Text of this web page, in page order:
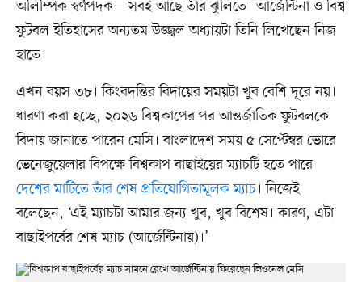
অলিম্পিক স্বর্ণপদক—সবই আছে তাঁর ঝুলিতে। আর্জেন্টিনা ও বিশ্ব
ফুটবল ইতিহাসের অন্যতম উজ্জ্বল অধ্যায়টা তিনি লিখেছেন নিজ
হাতে।
এখন বয়স ৩৮। কিংবদন্তির বিদায়ের সময়টা খুব বেশি দূরে নয়।
ধারণা করা হচ্ছে, ২০২৬ বিশ্বকাপের পর আন্তর্জাতিক ফুটবলকে
বিদায় জানাতে পারেন মেসি। বাংলাদেশ সময় ৫ সেপ্টেম্বর ভোরে
ভেনেজুয়েলার বিপক্ষে বিশ্বকাপ বাছাইয়ের ম্যাচটি হতে পারে
দেশের মাটিতে তাঁর শেষ প্রতিযোগিতামূলক ম্যাচ। নিজেই
বলেছেন, ‘এই ম্যাচটা আমার জন্য খুব, খুব বিশেষ। কারণ, এটা
বাছাইপর্বের শেষ ম্যাচ (আর্জেন্টিনায়)।’